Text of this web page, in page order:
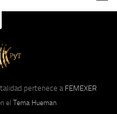
pertenece a FEMEXER
elTema Hueman